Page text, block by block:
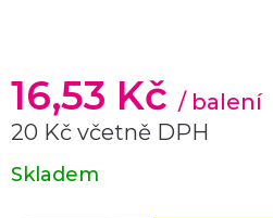
16,53 Kč / balení
20 Kč včetně DPH
Měrná
cena:
Skladem